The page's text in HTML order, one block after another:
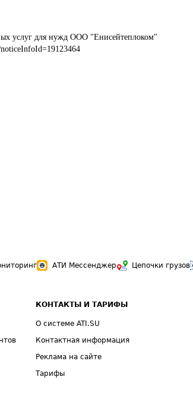
услуг для нужд ООО "Енисейтеплоком"
АТИ Мессенджер Цепочки грузов
КОНТАКТЫ И ТАРИФЫ
О системе ATI.SU
Контактная информация
Реклама на сайте
Тарифы